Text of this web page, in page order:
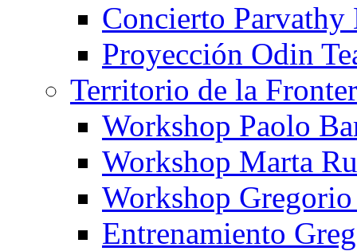
Concierto Parvathy
Proyección Odin
Territorio de la
Workshop Paolo
Workshop Marta
Workshop
Entrenamiento